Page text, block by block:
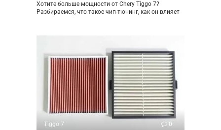
Хотите больше мощности от Chery Tiggo 7?
Разбираемся, что такое чип-тюнинг, как он влияет
Tiggo 7 0